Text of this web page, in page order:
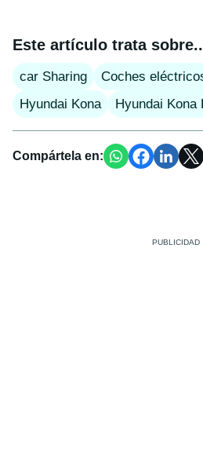
Este artículo trata
car Sharing Coches
Hyundai Kona
Hyundai Kona
Compártela en: